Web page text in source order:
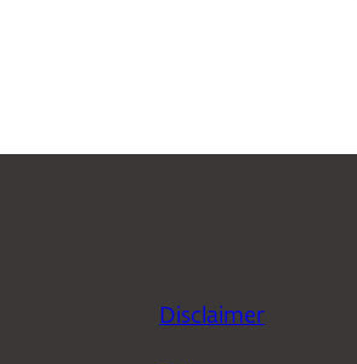
Disclaimer